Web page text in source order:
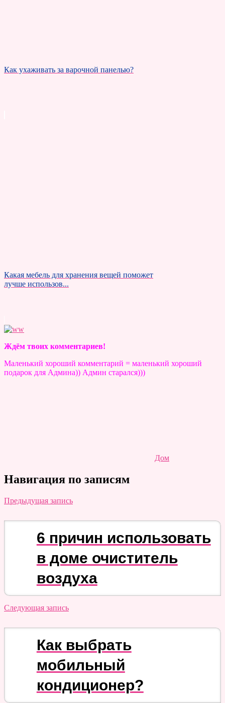
Как ухаживать за варочной панелью?
Какая мебель для хранения вещей поможет
лучше использов...
Ждём твоих комментариев!
Маленький хороший комментарий = маленький хороший
подарок для Админа)) Админ старался)))
Дом
Навигация по записям
Предыдущая запись
6 причин использовать
в доме очиститель
воздуха
Следующая запись
Как выбрать
мобильный
кондиционер?